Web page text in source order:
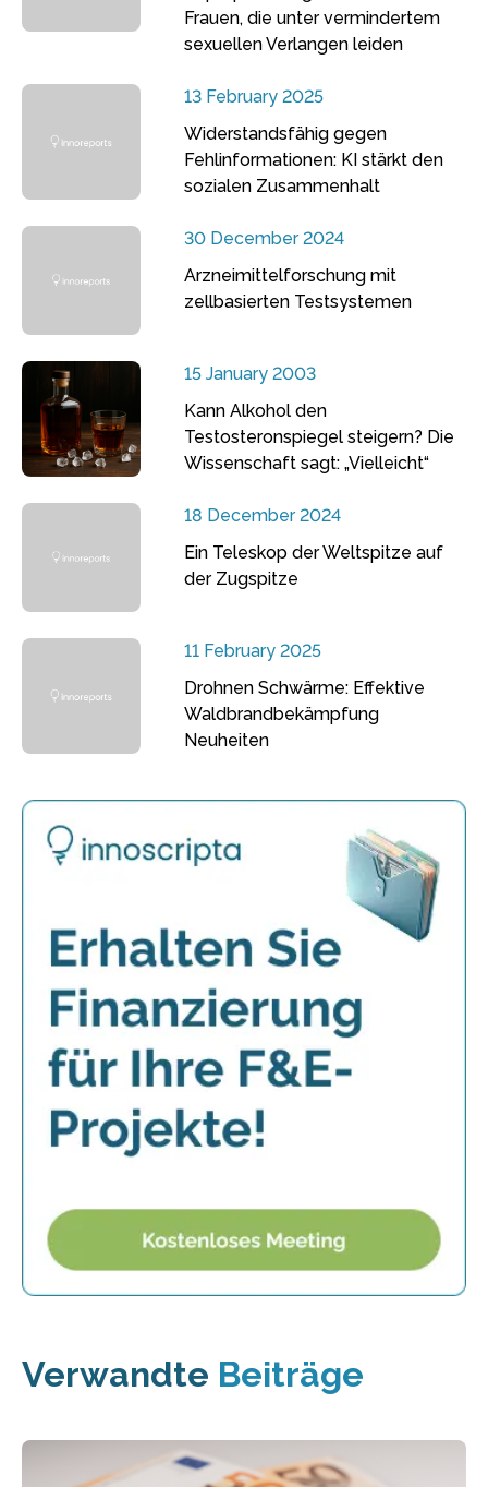
Frauen, die unter vermindertem
sexuellen Verlangen leiden
13 February 2025
Widerstandsfähig gegen
Fehlinformationen: KI stärkt den
sozialen Zusammenhalt
30 December 2024
Arzneimittelforschung mit
zellbasierten Testsystemen
15 January 2003
Kann Alkohol den
Testosteronspiegel steigern? Die
Wissenschaft sagt: „Vielleicht“
18 December 2024
Ein Teleskop der Weltspitze auf
der Zugspitze
11 February 2025
Drohnen Schwärme: Effektive
Waldbrandbekämpfung
Neuheiten
Verwandte Beiträge